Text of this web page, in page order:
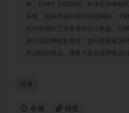
布。任何个人或组织，在未征得本站
采集、发布本站内容到任何网站、书
站内容侵犯了原著者的合法权益，可
来自互联网收集整理，故不能规避源
件误报的情况，需要大家在使用前自
传奇
收藏 链接